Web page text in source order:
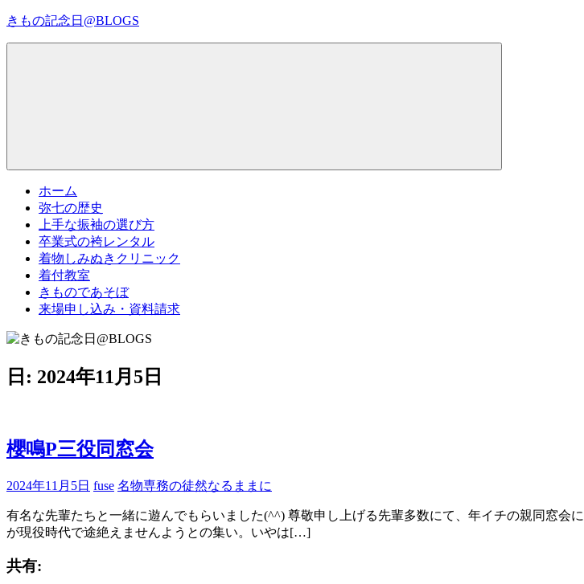
コ
プ
きもの記念日@BLOGS
な
ブ
ロ
Menu
ホーム
弥七の歴史
上手な振袖の選び方
卒業式の袴レンタル
着物しみぬきクリニック
着付教室
きものであそぼ
来場申し込み・資料請求
日: 2024年11月5日
櫻鳴P三役同窓会
2024年11月5日 fuse 名物専務の徒然なるままに
有名な先輩たちと一緒に遊んでもらいました(^^) 尊敬申し上げる先輩多数にて、年イチの親同窓
が現役時代で途絶えませんようとの集い。いやは[…]
共有: